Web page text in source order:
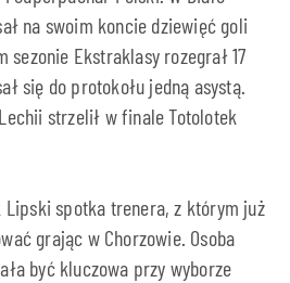
na swoim koncie dziewięć goli
sezonie Ekstraklasy rozegrał 17
się do protokołu jedną asystą.
strzelił w finale Totolotek
Lipski spotka trenera, z którym już
grając w Chorzowie. Osoba
być kluczowa przy wyborze